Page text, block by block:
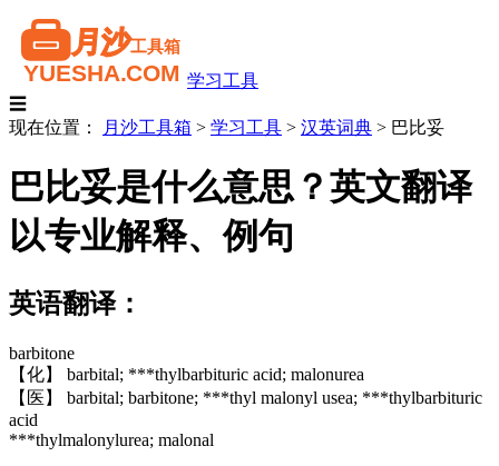
学习工具
☰
现在位置：
月沙工具箱 > 学习工具 > 汉英词典 > 巴比妥
巴比妥是什么意思？英文翻译
以专业解释、例句
英语翻译：
barbitone
【化】 barbital; ***thylbarbituric acid; malonurea
【医】 barbital; barbitone; ***thyl malonyl usea; ***thylbarbituric
acid
***thylmalonylurea; malonal